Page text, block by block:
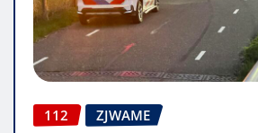
112 ZJWAME